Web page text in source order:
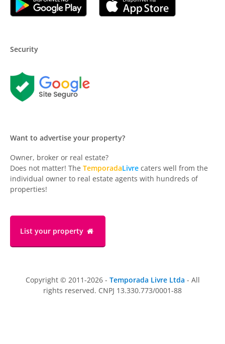
Security
Want to advertise your property?
Owner, broker or real estate?
Does not matter! The TemporadaLivre caters well from the
individual owner to real estate agents with hundreds of
properties!
List your property
Copyright © 2011-2026 - Temporada Livre Ltda - All
rights reserved. CNPJ 13.330.773/0001-88